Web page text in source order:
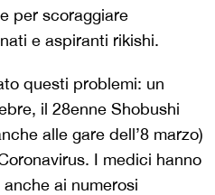
per scoraggiare
e aspiranti rikishi.
questi problemi: un
il 28enne Shobushi
alle gare dell’8 marzo)
I medici hanno
ai numerosi